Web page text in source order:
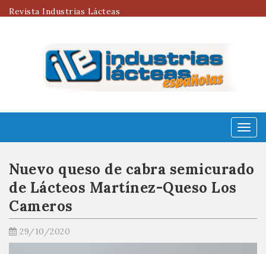
Revista Industrias Lácteas
Menú
Nuevo queso de cabra semicurado
de Lácteos Martínez-Queso Los
Cameros
29/10/2020